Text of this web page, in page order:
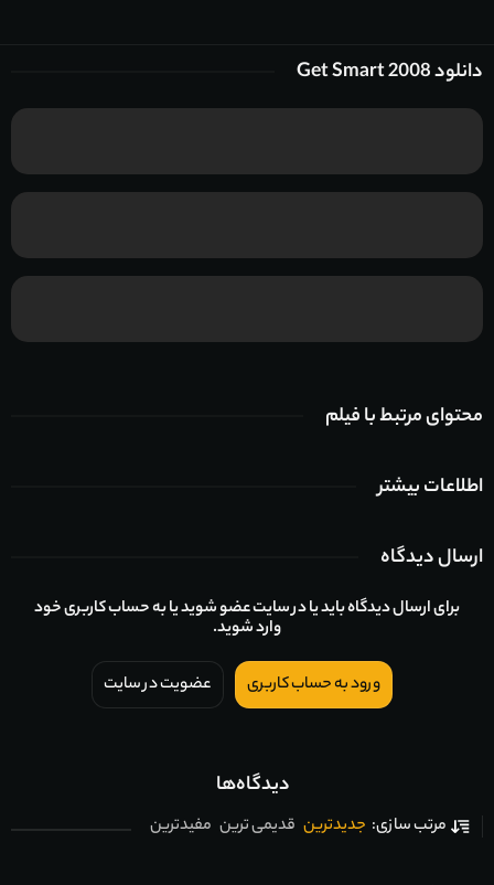
دانلود Get Smart 2008
محتوای مرتبط با فیلم
اطلاعات بیشتر
ارسال دیدگاه
برای ارسال دیدگاه باید یا در سایت عضو شوید یا به حساب کاربری خود
وارد شوید.
ورود به حساب کاربری عضویت در سایت
دیدگاه‌ها
مرتب سازی: جدیدترین قدیمی ترین مفیدترین